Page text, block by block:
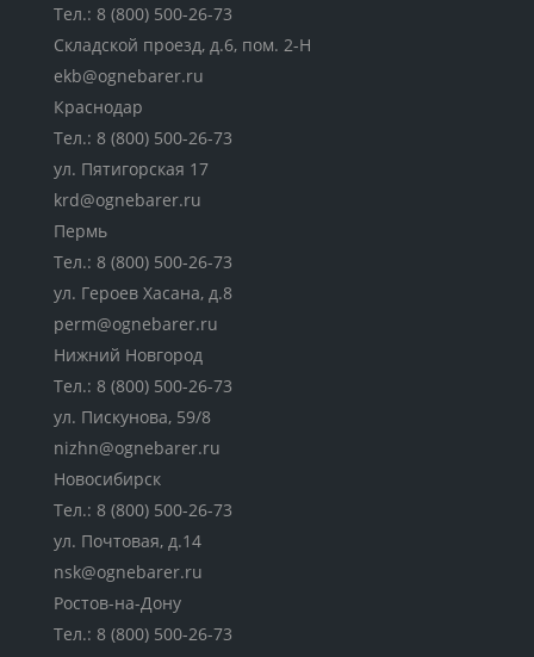
Тел.: 8 (800) 500-26-73
Складской проезд, д.6, пом. 2-Н
ekb@ognebarer.ru
Краснодар
Тел.: 8 (800) 500-26-73
ул. Пятигорская 17
krd@ognebarer.ru
Пермь
Тел.: 8 (800) 500-26-73
ул. Героев Хасана, д.8
perm@ognebarer.ru
Нижний Новгород
Тел.: 8 (800) 500-26-73
ул. Пискунова, 59/8
nizhn@ognebarer.ru
Новосибирск
Тел.: 8 (800) 500-26-73
ул. Почтовая, д.14
nsk@ognebarer.ru
Ростов-на-Дону
Тел.: 8 (800) 500-26-73